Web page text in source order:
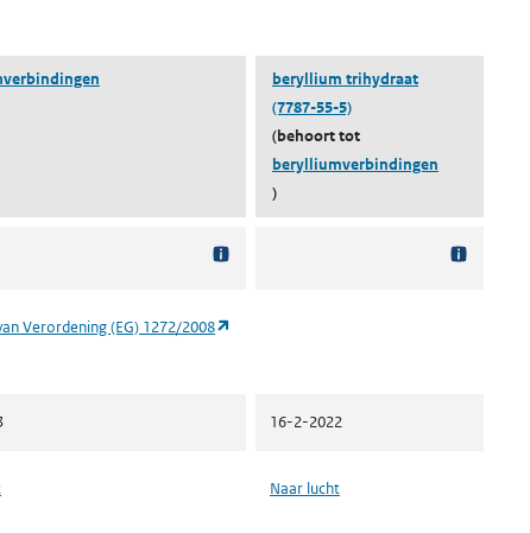
beryllium trihydraat
(7787-55-5)
(behoort tot
berylliumverbindingen
)
Verordening (EG) 1272/2008
16-2-2022
Naar lucht